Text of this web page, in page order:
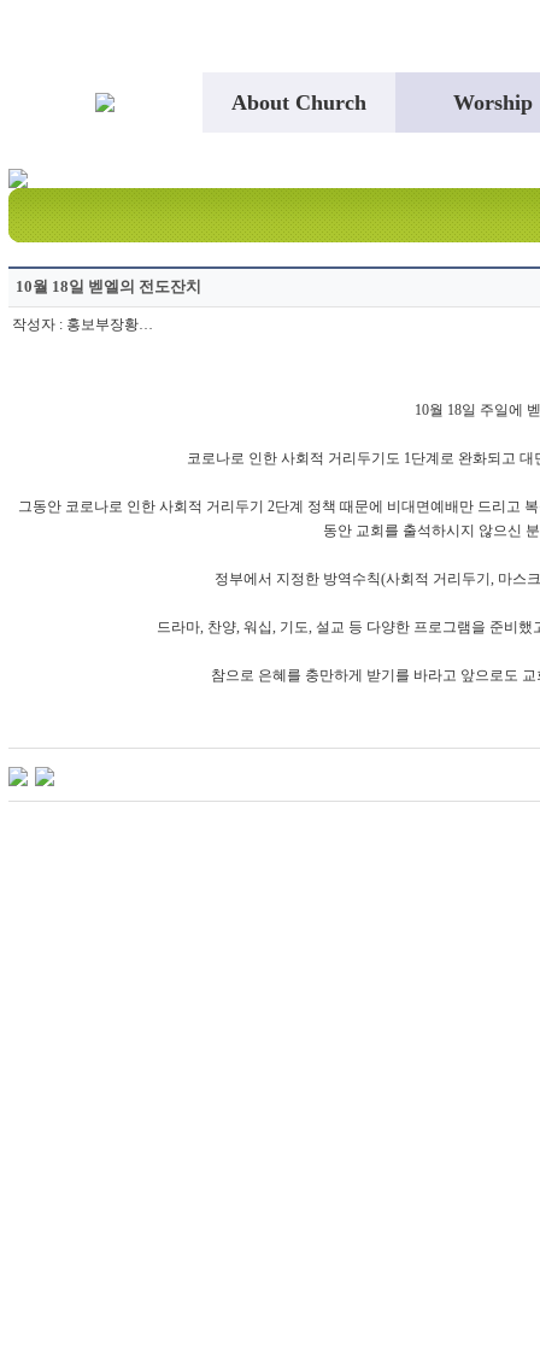
About Church Worship
10월 18일 벧엘의 전도잔치
작성자 : 홍보부장황…
10월 18일 주일에
코로나로 인한 사회적 거리두기도 1단계로 완화되고
그동안 코로나로 인한 사회적 거리두기 2단계 정책 때문에 비대면예배만 드리고
동안 교회를 출석하시지 않으신
정부에서 지정한 방역수칙(사회적 거리두기, 마스
드라마, 찬양, 워십, 기도, 설교 등 다양한 프로그램을 준비
참으로 은혜를 충만하게 받기를 바라고 앞으로도